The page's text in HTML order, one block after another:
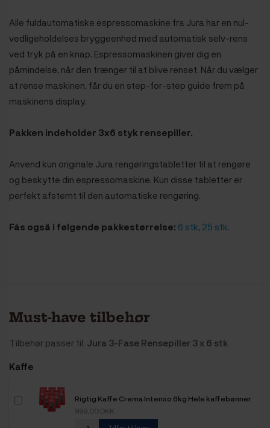
Alle fuldautomatiske espressomaskine fra Jura har en nul-
vedligeholdelses bryggeenhed med automatisk selv-rens
ved tryk på en knap. Espressomaskinen giver dig en
påmindelse, når den trænger til at blive renset. Når du vælger
at rense maskinen, får du en step-for-step guide frem på
maskinens display.
Pakken indeholder 3x6 styk rensepiller.
Anvend kun originale Jura rengøringstabletter til at rengøre
og beskytte din espressomaskine. Kun disse tabletter er
perfekt afstemt til den automatiske rengøring.
Fås også i følgende pakkestørrelse: 6 stk, 25 stk.
Must-have tilbehør
Tilbehør passer til Jura 3-Fase Rensepiller 3 x 6 stk
Kaffe
Rigtig Kaffe Crema Intenso 6kg Hele kaffebønner
999,00 DKK